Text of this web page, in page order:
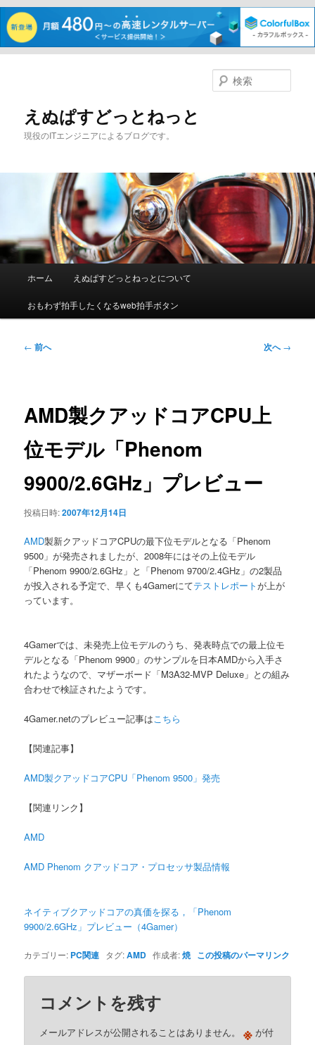
えぬぱすどっとねっと
現役のITエンジニアによるブログです。
索
メ
ホーム えぬぱすどっとねっとについて
おもわず拍手したくなるweb拍手ボタン
投
ー
ョ
ン
← 前へ 次へ→
AMD製クアッドコアCPU上
位モデル「Phenom
9900/2.6GHz」プレビュー
投稿日時:2007年12月14日
AMD製新クアッドコアCPUの最下位モデルとなる「Phenom
9500」が発売されましたが、2008年にはその上位モデル
「Phenom 9900/2.6GHz」と「Phenom 9700/2.4GHz」の2製品
が投入される予定で、早くも4Gamerにてテストレポートが上が
っています。
4Gamerでは、未発売上位モデルのうち、発表時点での最上位モ
デルとなる「Phenom 9900」のサンプルを日本AMDから入手さ
れたようなので、マザーボード「M3A32-MVP Deluxe」との組み
合わせで検証されたようです。
4Gamer.netのプレビュー記事はこちら
【関連記事】
AMD製クアッドコアCPU「Phenom 9500」発売
【関連リンク】
AMD
AMD Phenom クアッドコア・プロセッサ製品情報
ネイティブクアッドコアの真価を探る，「Phenom
9900/2.6GHz」プレビュー（4Gamer）
カテゴリー: PC関連 タグ:AMD 作成者:焼 この投稿のパーマリンク
コメントを残す
メールアドレスが公開されることはありません。 ※ が付